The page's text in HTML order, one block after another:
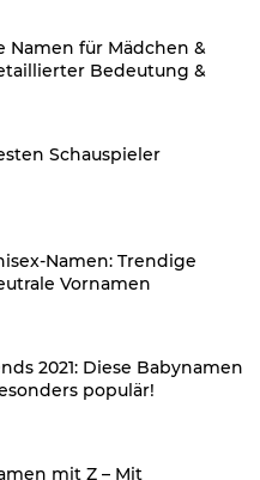
Namen für Mädchen &
Bedeutung &
Schauspieler
Namen: Trendige
Vornamen
2021: Diese Babynamen
populär!
mit Z – Mit